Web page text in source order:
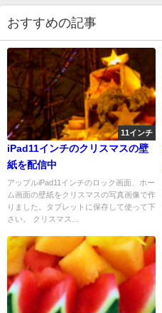
おすすめの記事
11インチ
iPad11インチのクリスマスの壁
紙を配信中
アップルiPad11インチのロック画面、ホー
ム画面の壁紙をクリスマスの写真画像で作
りました。タブレットに保存して使って下
さい。 クリスマス...